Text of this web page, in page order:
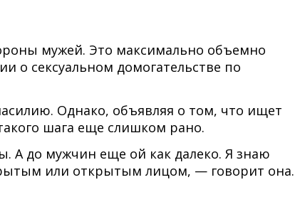
мужей. Это максимально объемно
о сексуальном домогательстве по
Однако, объявляя о том, что ищет
шага еще слишком рано.
А до мужчин еще ой как далеко. Я знаю
или открытым лицом, — говорит она.